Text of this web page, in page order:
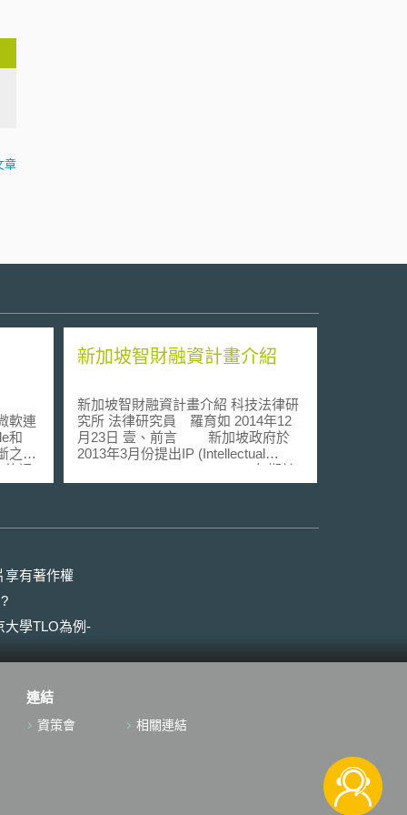
章
軟連
和
之
的調
線
。
歐盟
有
削弱
美國
並不
使兩
題
新加坡智財融資計畫介紹
新加坡智財融資計畫介紹 科技法律研
究所 法律研究員 羅育如 2014年12
月23日 壹、前言 新加坡政府於
2013年3月份提出IP (Intellectual
Property) Hub Master Plan 10年期計
畫[1]，目標是成為亞洲智慧產權匯流
以協助新加坡本地的企業通過所持有
的智財權獲得銀行的融資。 根據
坡三家智財鑑價機構，為那些擁有智
三家當地銀行—星展銀行(DBS Bank
Ltd)、華僑銀行(Oversea-Chinese
享有著作權
大學TLO為例-
連結
資策會 相關連結